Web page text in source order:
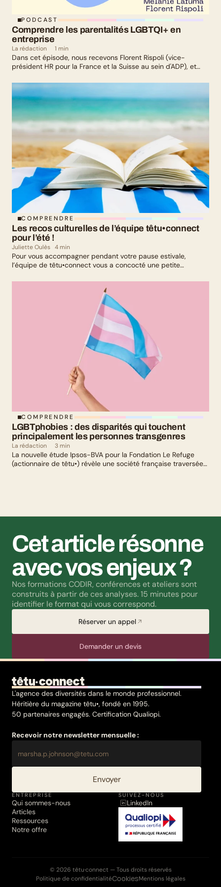
PODCAST
Comprendre les parentalités LGBTQI+ en
entreprise
La rédaction 1 min
Dans cet épisode, nous recevons Florent Rispoli (vice-
président HR pour la France et la Suisse au sein d'ADP), et
leurs parcours de parents LGBTQ+.
COMPRENDRE
Les recos culturelles de l’équipe têtu•connect
pour l’été !
Juliette Oulès 4 min
Pour vous accompagner pendant votre pause estivale,
l’équipe de têtu•connect vous a concocté une petite
culturelle : il y en a pour tous les goûts !
COMPRENDRE
LGBTphobies : des disparités qui touchent
principalement les personnes transgenres
La rédaction 3 min
La nouvelle étude Ipsos-BVA pour la Fondation Le Refuge
(actionnaire de têtu•) révèle une société française traversée
Cet article résonne
avec vos enjeux ?
Nos formations CODIR, conférences et ateliers sont
construits à partir de ces analyses. 15 minutes pour
identifier le format qui vous correspond.
Réserver un appel
Demander un devis
L'agence des diversités dans le monde professionnel.
Héritière du magazine têtu•, fondé en 1995.
50 partenaires engagés. Certification Qualiopi.
Recevoir notre newsletter mensuelle :
Envoyer
ENTREPRISE
Qui sommes-nous
Articles
Ressources
Notre offre
SUIVEZ-NOUS
LinkedIn
© 2026 têtu·connect — Tous droits réservés
Politique de confidentialitéCookiesMentions légales